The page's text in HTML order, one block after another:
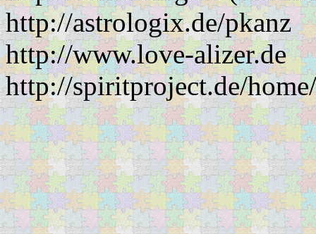
http://astrologix.de/pkanz
http://www.love-alizer.de
http://spiritproject.de/